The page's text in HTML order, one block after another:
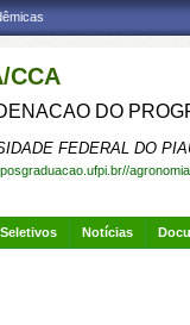
CCA
DO
FEDERAL DO
agronomia
Notícias